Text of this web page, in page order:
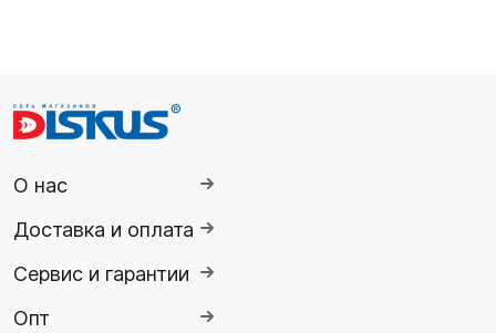
О нас
Доставка и оплата
Сервис и гарантии
Опт